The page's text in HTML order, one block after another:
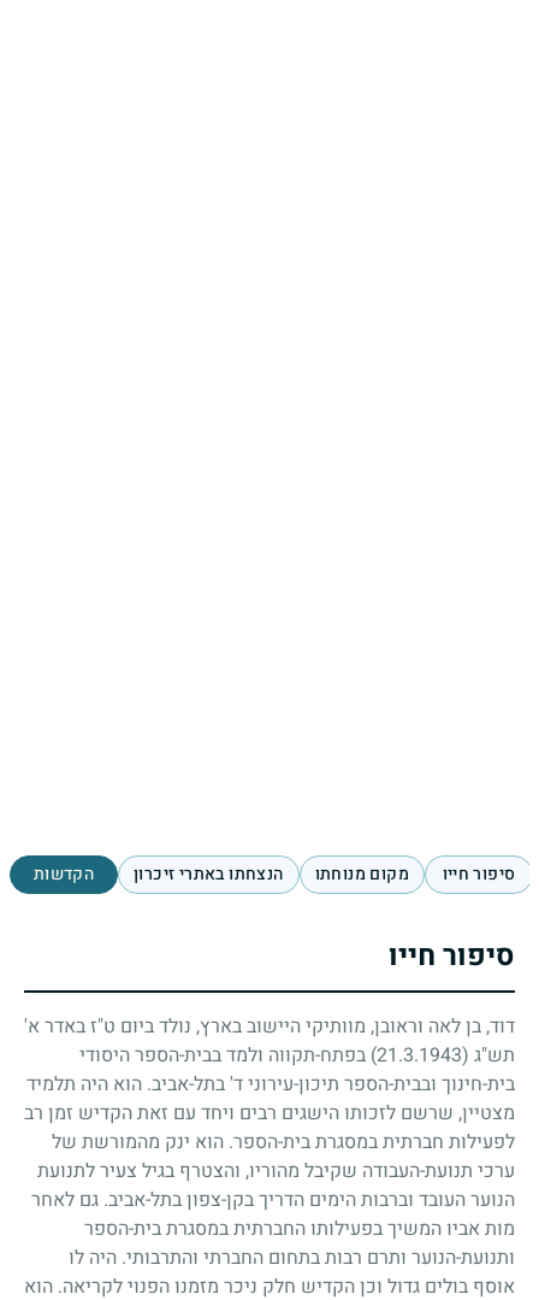
סיפור חייו מקום מנוחתו הנצחתו באתרי זיכרון הקדשות
סיפור חייו
דוד, בן לאה וראובן, מוותיקי היישוב בארץ, נולד ביום ט"ז באדר א'
תש"ג (21.3.1943)
בפתח-תקווה ולמד בבית-הספר היסודי
בית-חינוך ובבית-הספר תיכון-עירוני ד' בתל-אביב. הוא היה תלמיד
מצטיין, שרשם לזכותו הישגים רבים ויחד עם זאת הקדיש זמן רב
לפעילות חברתית במסגרת בית-הספר. הוא ינק מהמורשת של
ערכי תנועת-העבודה שקיבל מהוריו, והצטרף בגיל צעיר לתנועת
הנוער העובד וברבות הימים הדריך בקן-צפון בתל-אביב. גם לאחר
מות אביו המשיך בפעילותו החברתית במסגרת בית-הספר
ותנועת-הנוער ותרם רבות בתחום החברתי והתרבותי. היה לו
אוסף בולים גדול וכן הקדיש חלק ניכר מזמנו הפנוי לקריאה. הוא